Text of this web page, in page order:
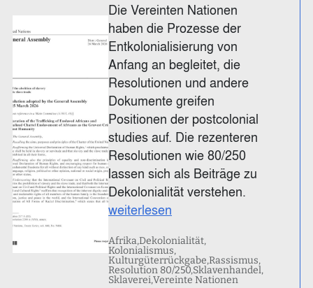
Die Vereinten Nationen
haben die Prozesse der
Entkolonialisierung von
Anfang an begleitet, die
Resolutionen und andere
Dokumente greifen
Positionen der postcolonial
studies auf. Die rezenteren
Resolutionen wie 80/250
lassen sich als Beiträge zu
Dekolonialität verstehen.
weiterlesen
AfrikaDekolonialität
Kolonialismus
Kulturgüterrückgabe Rassismus
Resolution 80/250 Sklavenhandel
SklavereiVereinte Nationen